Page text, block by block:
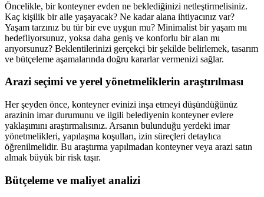
Öncelikle, bir konteyner evden ne beklediğinizi netleştirmelisiniz.
Kaç kişilik bir aile yaşayacak? Ne kadar alana ihtiyacınız var?
Yaşam tarzınız bu tür bir eve uygun mu? Minimalist bir yaşam mı
hedefliyorsunuz, yoksa daha geniş ve konforlu bir alan mı
arıyorsunuz? Beklentilerinizi gerçekçi bir şekilde belirlemek, tasarım
ve bütçeleme aşamalarında doğru kararlar vermenizi sağlar.
Arazi seçimi ve yerel yönetmeliklerin araştırılması
Her şeyden önce, konteyner evinizi inşa etmeyi düşündüğünüz
arazinin imar durumunu ve ilgili belediyenin konteyner evlere
yaklaşımını araştırmalısınız. Arsanın bulunduğu yerdeki imar
yönetmelikleri, yapılaşma koşulları, izin süreçleri detaylıca
öğrenilmelidir. Bu araştırma yapılmadan konteyner veya arazi satın
almak büyük bir risk taşır.
Bütçeleme ve maliyet analizi